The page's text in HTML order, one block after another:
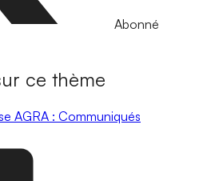
Abonné
ce thème
AGRA : Communiqués